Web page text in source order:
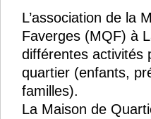
L’association de la
Faverges (MQF) à
différentes activités
quartier (enfants,
familles).
La Maison de